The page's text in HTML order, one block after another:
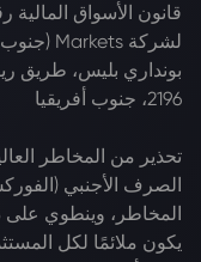
بونداري بليس، طريق
2196، جنوب أفريقيا
تحذير من المخاطر
المخاطر، وينطوي على
يكون ملائمًا لكل